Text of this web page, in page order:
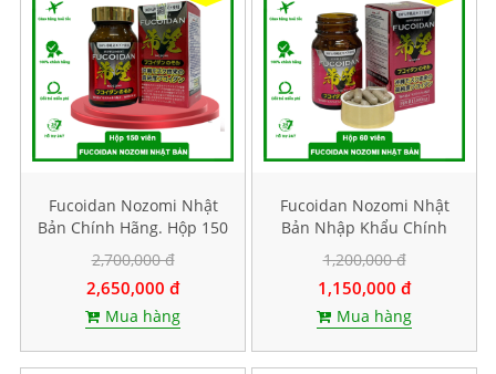
Fucoidan Nozomi Nhật
Bản Chính Hãng. Hộp 150
2,700,000 đ
2,650,000 đ
Mua hàng
Fucoidan Nozomi Nhật
Bản Nhập Khẩu Chính
Hãng. Hộp 60 viên
1,200,000 đ
1,150,000 đ
Mua hàng